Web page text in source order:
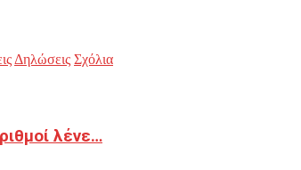
Δηλώσεις Σχόλια
λένε…